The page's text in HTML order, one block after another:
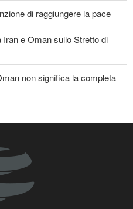
di raggiungere la pace
e Oman sullo Stretto di
non significa la completa